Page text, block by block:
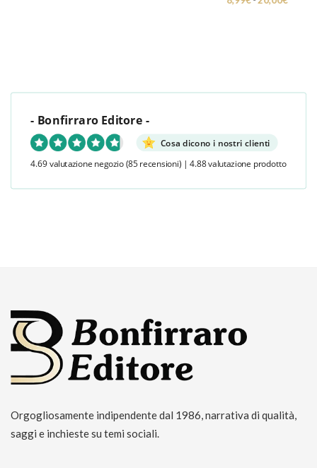
- Bonfirraro Editore -
Cosa dicono i nostri clienti
4.69 valutazione negozio (85 recensioni) | 4.88 valutazione prodotto
Orgogliosamente indipendente dal 1986, narrativa di qualità,
saggi e inchieste su temi sociali.